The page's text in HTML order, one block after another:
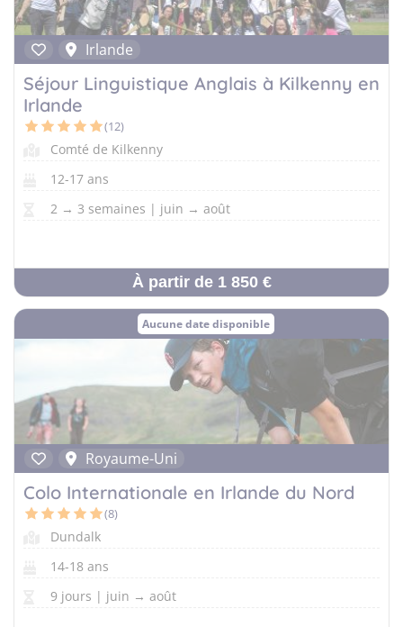
Irlande
Séjour Linguistique Anglais à Kilkenny en
Irlande
(12)
Comté de Kilkenny
12-17 ans
2 → 3 semaines | juin → août
À partir de 1 850 €
Aucune date disponible
Royaume-Uni
Colo Internationale en Irlande du Nord
(8)
Dundalk
14-18 ans
9 jours | juin → août